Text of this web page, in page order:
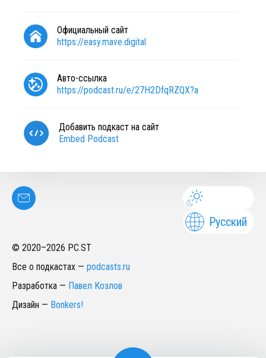
Официальный сайт
https://easy.mave.digital
Авто-ссылка
https://podcast.ru/e/27H2DfqRZQX?a
Добавить подкаст на сайт
Embed Podcast
Русский
© 2020–2026 PC.ST
Все о подкастах — podcasts.ru
Разработка — Павел Козлов
Дизайн — Bonkers!